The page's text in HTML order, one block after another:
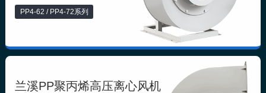
PP4-62 / PP4-72系列
兰溪PP聚丙烯高压离心风机